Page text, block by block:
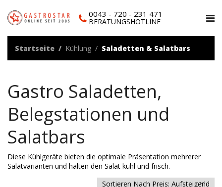
0043 - 720 - 231 471
BERATUNGSHOTLINE
Startseite Kühlung Saladetten & Salatbars
Gastro Saladetten,
Belegstationen und
Salatbars
Diese Kühlgeräte bieten die optimale Präsentation mehrerer
Salatvarianten und halten den Salat kühl und frisch.